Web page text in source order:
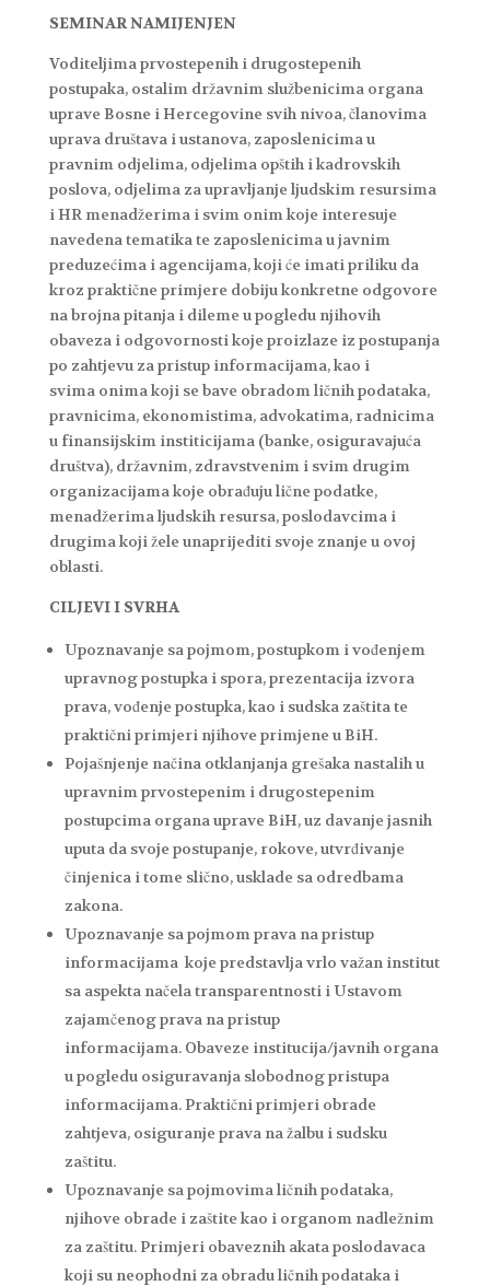
SEMINAR NAMIJENJEN
Voditeljima prvostepenih i drugostepenih
postupaka, ostalim državnim službenicima organa
uprave Bosne i Hercegovine svih nivoa, članovima
uprava društava i ustanova, zaposlenicima u
pravnim odjelima, odjelima opštih i kadrovskih
poslova, odjelima za upravljanje ljudskim resursima
i HR menadžerima i svim onim koje interesuje
navedena tematika te zaposlenicima u javnim
preduzećima i agencijama, koji će imati priliku da
kroz praktične primjere dobiju konkretne odgovore
na brojna pitanja i dileme u pogledu njihovih
obaveza i odgovornosti koje proizlaze iz postupanja
po zahtjevu za pristup informacijama, kao i
svima onima koji se bave obradom ličnih podataka,
pravnicima, ekonomistima, advokatima, radnicima
u finansijskim institicijama (banke, osiguravajuća
društva), državnim, zdravstvenim i svim drugim
organizacijama koje obrađuju lične podatke,
menadžerima ljudskih resursa, poslodavcima i
drugima koji žele unaprijediti svoje znanje u ovoj
oblasti.
CILJEVI I SVRHA
Upoznavanje sa pojmom, postupkom i vođenjem
upravnog postupka i spora, prezentacija izvora
prava, vođenje postupka, kao i sudska zaštita te
praktični primjeri njihove primjene u BiH.
Pojašnjenje načina otklanjanja grešaka nastalih u
upravnim prvostepenim i drugostepenim
postupcima organa uprave BiH, uz davanje jasnih
uputa da svoje postupanje, rokove, utvrđivanje
činjenica i tome slično, usklade sa odredbama
zakona.
Upoznavanje sa pojmom prava na pristup
informacijama koje predstavlja vrlo važan institut
sa aspekta načela transparentnosti i Ustavom
zajamčenog prava na pristup
informacijama. Obaveze institucija/javnih organa
u pogledu osiguravanja slobodnog pristupa
informacijama. Praktični primjeri obrade
zahtjeva, osiguranje prava na žalbu i sudsku
zaštitu.
Upoznavanje sa pojmovima ličnih podataka,
njihove obrade i zaštite kao i organom nadležnim
za zaštitu. Primjeri obaveznih akata poslodavaca
koji su neophodni za obradu ličnih podataka i